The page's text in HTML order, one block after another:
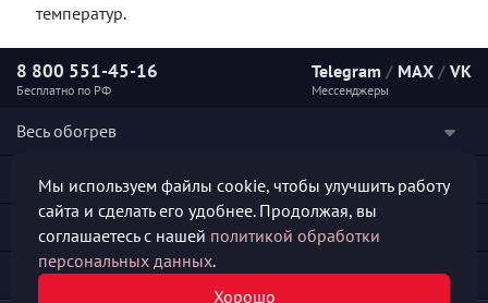
температур.
8 800 551-45-16
Бесплатно по РФ
Telegram / MAX / VK
Мессенджеры
Весь обогрев
Наши услуги
Полезная информация
Мы используем файлы cookie, чтобы улучшить работу
сайта и сделать его удобнее. Продолжая, вы
соглашаетесь с нашей политикой обработки
персональных данных.
Хорошо